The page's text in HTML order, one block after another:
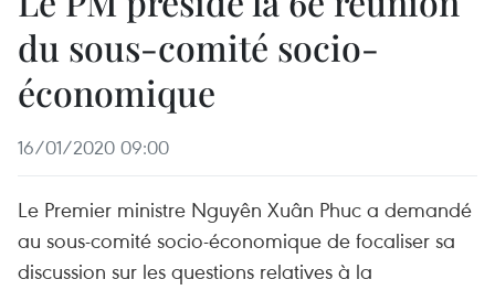
du sous-comité socio-
économique
16/01/2020 09:00
Le Premier ministre Nguyên Xuân Phuc a demandé
au sous-comité socio-économique de focaliser sa
discussion sur les questions relatives à la